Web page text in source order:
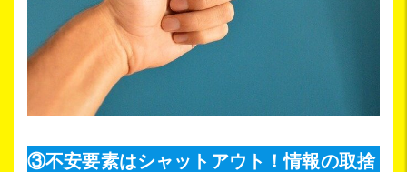
③不安要素はシャットアウト！情報の取捨